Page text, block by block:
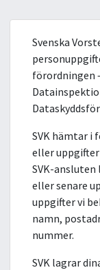
Svenska
förordningen
SVK hämtar i
eller uppgifter
SVK-
eller senare
uppgifter vi
namn,
nummer.
SVK lagrar